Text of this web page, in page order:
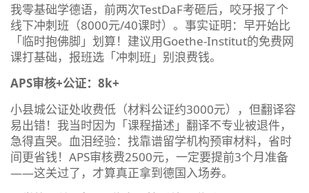
我零基础学德语，前两次TestDaF考砸后，咬牙报了个
线下冲刺班（8000元/40课时）。事实证明：早开始比
「临时抱佛脚」划算！建议用Goethe-Institut的免费网
课打基础，报班选「冲刺班」别浪费钱。
APS审核+公证：8k+
小县城公证处收费低（材料公证约3000元），但翻译容
易出错！我当时因为「课程描述」翻译不专业被退件，
急得直哭。血泪经验：找靠谱留学机构预审材料，省时
间更省钱！APS审核费2500元，一定要提前3个月准备
——这关过了，才算真正拿到德国入场券。